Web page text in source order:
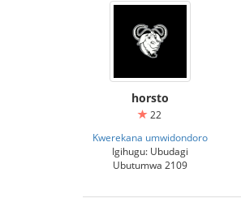
horsto
22
Kwerekana umwidondoro
Igihugu: Ubudagi
Ubutumwa 2109